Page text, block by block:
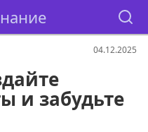
04.12.2025
и забудьте